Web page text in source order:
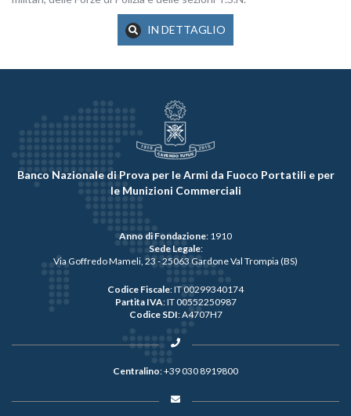
IN DETTAGLIO
Banco Nazionale di Prova per le Armi da Fuoco Portatili e per
le Munizioni Commerciali
Anno di Fondazione: 1910
Sede Legale:
Via Goffredo Mameli, 23 - 25063 Gardone Val Trompia (BS)
Codice Fiscale: IT 00299340174
Partita IVA: IT 00552250987
Codice SDI: A4707H7
Centralino:+39 030 8919800